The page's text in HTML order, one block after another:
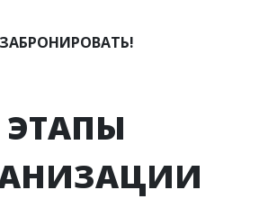
ЗАБРОНИРОВАТЬ!
ЭТАПЫ